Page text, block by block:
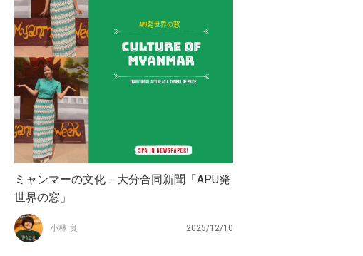
ミャンマーの文化－大分合同新聞「APU発
世界の窓」
小林 良 2025/12/10